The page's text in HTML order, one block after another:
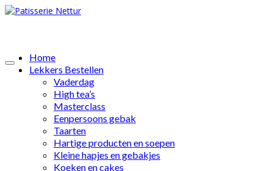
Home
Lekkers Bestellen
Vaderdag
High tea’s
Masterclass
Eenpersoons gebak
Taarten
Hartige producten en soepen
Kleine hapjes en gebakjes
Koeken en cakes